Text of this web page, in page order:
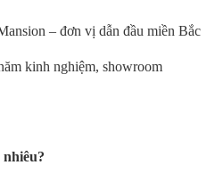
– đơn vị dẫn đầu miền Bắc
kinh nghiệm, showroom